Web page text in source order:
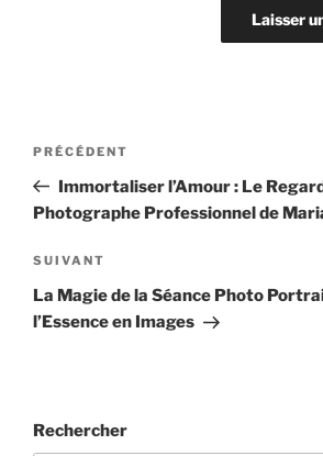
Navigation
l’article
Article
précédent
PRÉCÉDENT
Immortaliser l’Amour : Le
Photographe Professionnel de
Article
suivant
SUIVANT
La Magie de la Séance Photo
l’Essence en Images
Rechercher